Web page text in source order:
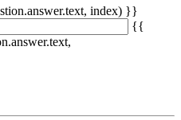
index) }}
{{